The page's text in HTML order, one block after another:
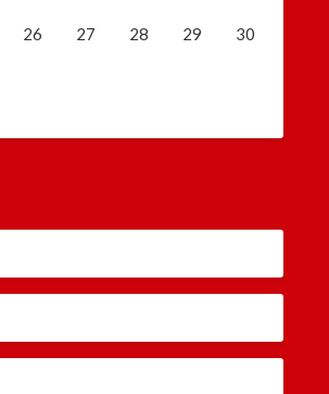
26 27 28 29 30